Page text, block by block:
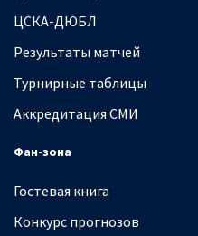
ЦСКА-ДЮБЛ
Результаты матчей
Турнирные таблицы
Аккредитация СМИ
Фан-зона
Гостевая книга
Конкурс прогнозов